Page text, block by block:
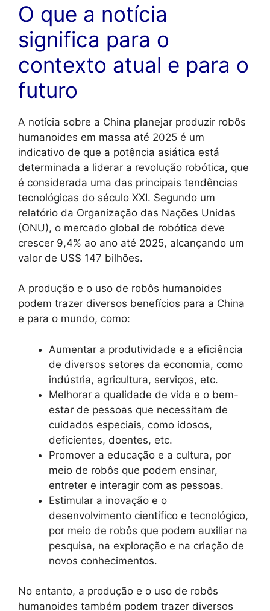
O que a notícia
significa para o
contexto atual e para o
futuro
A notícia sobre a China planejar produzir robôs
humanoides em massa até 2025 é um
indicativo de que a potência asiática está
determinada a liderar a revolução robótica, que
é considerada uma das principais tendências
tecnológicas do século XXI. Segundo um
relatório da Organização das Nações Unidas
(ONU), o mercado global de robótica deve
crescer 9,4% ao ano até 2025, alcançando um
valor de US$ 147 bilhões.
A produção e o uso de robôs humanoides
podem trazer diversos benefícios para a China
e para o mundo, como:
Aumentar a produtividade e a eficiência
de diversos setores da economia, como
indústria, agricultura, serviços, etc.
Melhorar a qualidade de vida e o bem-
estar de pessoas que necessitam de
cuidados especiais, como idosos,
deficientes, doentes, etc.
Promover a educação e a cultura, por
meio de robôs que podem ensinar,
entreter e interagir com as pessoas.
Estimular a inovação e o
desenvolvimento científico e tecnológico,
por meio de robôs que podem auxiliar na
pesquisa, na exploração e na criação de
novos conhecimentos.
No entanto, a produção e o uso de robôs
humanoides também podem trazer diversos